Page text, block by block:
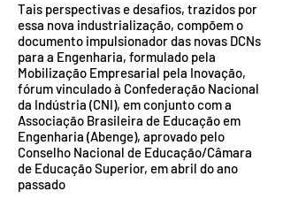
Tais perspectivas e desafios, trazidos por
essa nova industrialização, compõem o
documento impulsionador das novas DCNs
para a Engenharia, formulado pela
Mobilização Empresarial pela Inovação,
fórum vinculado à Confederação Nacional
da Indústria (CNI), em conjunto com a
Associação Brasileira de Educação em
Engenharia (Abenge), aprovado pelo
Conselho Nacional de Educação/Câmara
de Educação Superior, em abril do ano
passado